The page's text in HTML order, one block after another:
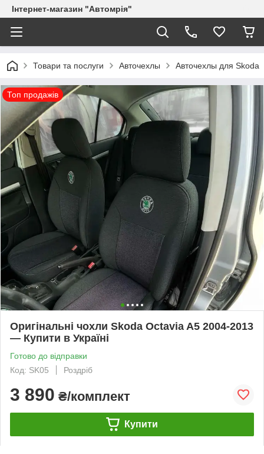
Інтернет-магазин "Автомрія"
Товари та послуги Авточехлы Авточехлы для Skoda
Топ продажів
Оригінальні чохли Skoda Octavia A5 2004-2013
— Купити в Україні
Готово до відправки
Код: SK05
Роздріб
3 890 ₴/комплект
Купити